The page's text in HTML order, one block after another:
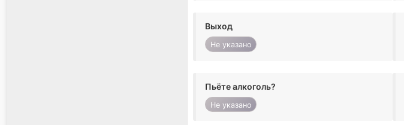
Выход
Не указано
Пьёте алкоголь?
Не указано